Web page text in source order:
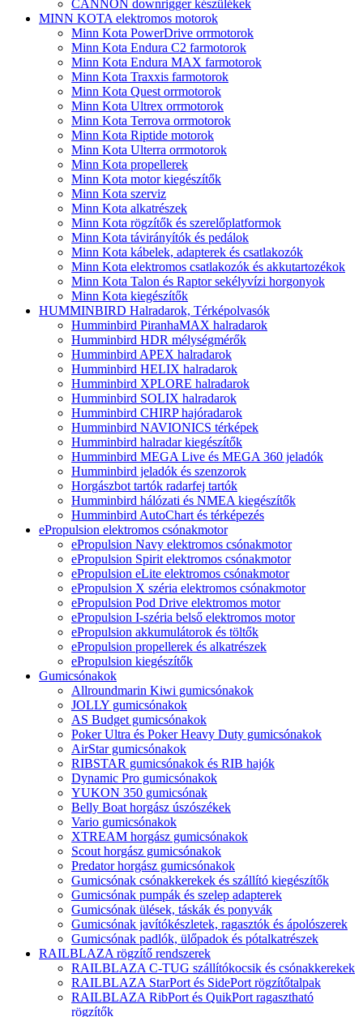
CANNON downrigger készülékek
MINN KOTA elektromos motorok
Minn Kota PowerDrive orrmotorok
Minn Kota Endura C2 farmotorok
Minn Kota Endura MAX farmotorok
Minn Kota Traxxis farmotorok
Minn Kota Quest orrmotorok
Minn Kota Ultrex orrmotorok
Minn Kota Terrova orrmotorok
Minn Kota Riptide motorok
Minn Kota Ulterra orrmotorok
Minn Kota propellerek
Minn Kota motor kiegészítők
Minn Kota szerviz
Minn Kota alkatrészek
Minn Kota rögzítők és szerelőplatformok
Minn Kota távirányítók és pedálok
Minn Kota kábelek, adapterek és csatlakozók
Minn Kota elektromos csatlakozók és akkutartozékok
Minn Kota Talon és Raptor sekélyvízi horgonyok
Minn Kota kiegészítők
HUMMINBIRD Halradarok, Térképolvasók
Humminbird PiranhaMAX halradarok
Humminbird HDR mélységmérők
Humminbird APEX halradarok
Humminbird HELIX halradarok
Humminbird XPLORE halradarok
Humminbird SOLIX halradarok
Humminbird CHIRP hajóradarok
Humminbird NAVIONICS térképek
Humminbird halradar kiegészítők
Humminbird MEGA Live és MEGA 360 jeladók
Humminbird jeladók és szenzorok
Horgászbot tartók radarfej tartók
Humminbird hálózati és NMEA kiegészítők
Humminbird AutoChart és térképezés
ePropulsion elektromos csónakmotor
ePropulsion Navy elektromos csónakmotor
ePropulsion Spirit elektromos csónakmotor
ePropulsion eLite elektromos csónakmotor
ePropulsion X széria elektromos csónakmotor
ePropulsion Pod Drive elektromos motor
ePropulsion I-széria belső elektromos motor
ePropulsion akkumulátorok és töltők
ePropulsion propellerek és alkatrészek
ePropulsion kiegészítők
Gumicsónakok
Allroundmarin Kiwi gumicsónakok
JOLLY gumicsónakok
AS Budget gumicsónakok
Poker Ultra és Poker Heavy Duty gumicsónakok
AirStar gumicsónakok
RIBSTAR gumicsónakok és RIB hajók
Dynamic Pro gumicsónakok
YUKON 350 gumicsónak
Belly Boat horgász úszószékek
Vario gumicsónakok
XTREAM horgász gumicsónakok
Scout horgász gumicsónakok
Predator horgász gumicsónakok
Gumicsónak csónakkerekek és szállító kiegészítők
Gumicsónak pumpák és szelep adapterek
Gumicsónak ülések, táskák és ponyvák
Gumicsónak javítókészletek, ragasztók és ápolószerek
Gumicsónak padlók, ülőpadok és pótalkatrészek
RAILBLAZA rögzítő rendszerek
RAILBLAZA C-TUG szállítókocsik és csónakkerekek
RAILBLAZA StarPort és SidePort rögzítőtalpak
RAILBLAZA RibPort és QuikPort ragasztható
rögzítők